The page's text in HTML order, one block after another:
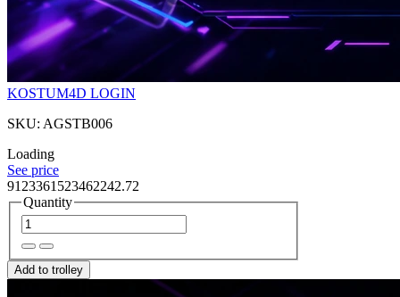
KOSTUM4D LOGIN
SKU: AGSTB006
Loading
See price
9123361523462242.72
Quantity
Add to trolley